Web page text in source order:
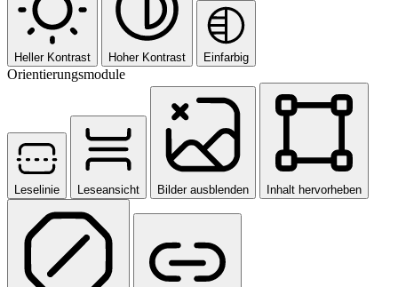
Heller Kontrast Hoher Kontrast Einfarbig
Orientierungsmodule
Leselinie Leseansicht Bilder ausblenden Inhalt hervorheben